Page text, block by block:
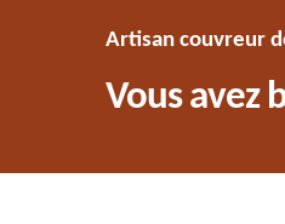
Artisan couvreur
Vous avez